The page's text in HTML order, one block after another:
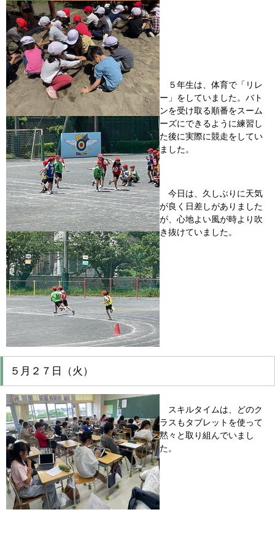
５年生は、体育で「リレ
ー」をしていました。バト
ンを受け取る順番をスーム
ーズにできるように練習し
た後に実際に競走をしてい
ました。
今日は、久しぶりに天気
が良く日差しがありました
が、心地よい風が時より吹
き抜けていました。
５月２７日（火）
スキルタイムは、どのク
ラスもタブレットを使って
黙々と取り組んでいまし
た。